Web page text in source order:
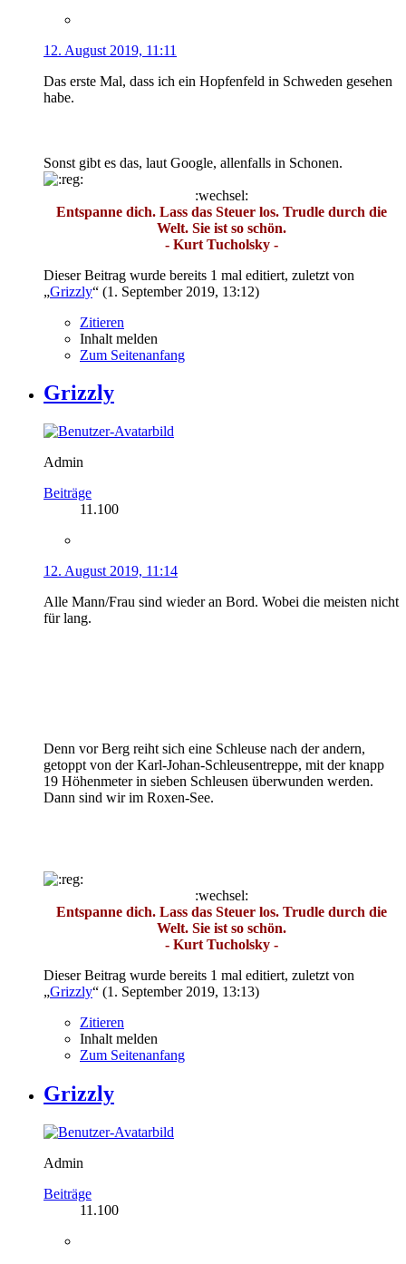
12. August 2019, 11:11
Das erste Mal, dass ich ein Hopfenfeld in Schweden gesehen
habe.
Sonst gibt es das, laut Google, allenfalls in Schonen.
:wechsel:
Entspanne dich. Lass das Steuer los. Trudle durch die
Welt. Sie ist so schön.
- Kurt Tucholsky -
Dieser Beitrag wurde bereits 1 mal editiert, zuletzt von
„Grizzly“ (1. September 2019, 13:12)
Zitieren
Inhalt melden
Zum Seitenanfang
Grizzly
Admin
Beiträge
11.100
12. August 2019, 11:14
Alle Mann/Frau sind wieder an Bord. Wobei die meisten nicht
für lang.
Denn vor Berg reiht sich eine Schleuse nach der andern,
getoppt von der Karl-Johan-Schleusentreppe, mit der knapp
19 Höhenmeter in sieben Schleusen überwunden werden.
Dann sind wir im Roxen-See.
:wechsel:
Entspanne dich. Lass das Steuer los. Trudle durch die
Welt. Sie ist so schön.
- Kurt Tucholsky -
Dieser Beitrag wurde bereits 1 mal editiert, zuletzt von
„Grizzly“ (1. September 2019, 13:13)
Zitieren
Inhalt melden
Zum Seitenanfang
Grizzly
Admin
Beiträge
11.100